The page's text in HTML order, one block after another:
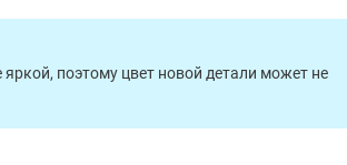
поэтому цвет новой детали может не